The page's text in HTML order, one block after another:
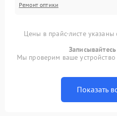
Ремонт оптики
Цены в прайс-листе
Мы проверим ваше
Показать